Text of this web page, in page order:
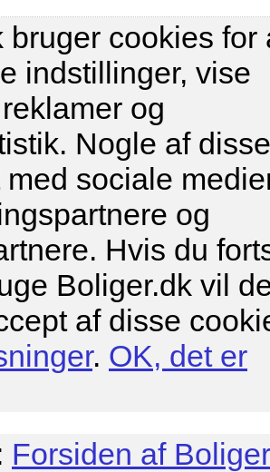
bruger cookies for
indstillinger, vise
og
Nogle af
sociale
og
Hvis du
Boliger.dk vil
af disse
. OK, det er
Forsiden af